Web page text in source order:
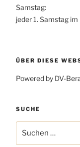
Samstag:
jeder 1. Samstag
ÜBER DIESE
Powered by DV-
SUCHE
nach: